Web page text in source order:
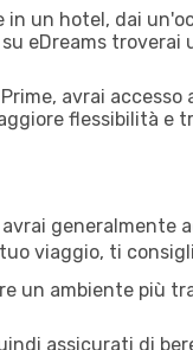
un hotel, dai
eDreams troverai
avrai
flessibilità e
generalmente
viaggio, ti
un ambiente più
assicurati di